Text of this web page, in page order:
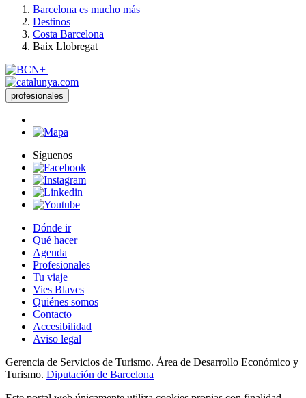
Barcelona es mucho más
Destinos
Costa Barcelona
Baix Llobregat
profesionales
Síguenos
Dónde ir
Qué hacer
Agenda
Profesionales
Tu viaje
Vies Blaves
Quiénes somos
Contacto
Accesibilidad
Aviso legal
Gerencia de Servicios de Turismo. Área de Desarrollo Económico y
Turismo. Diputación de Barcelona